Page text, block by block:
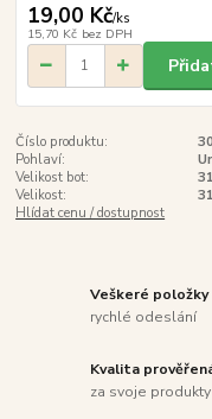
19,00 Kč/ks
15,70 Kč bez DPH
Číslo produktu:
Pohlaví:
Velikost bot:
31
Velikost:
31
Hlídat cenu / dostupnost
Veškeré
rychlé odeslání
Kvalita
za svoje